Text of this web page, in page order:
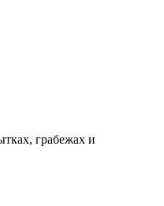
грабежах и